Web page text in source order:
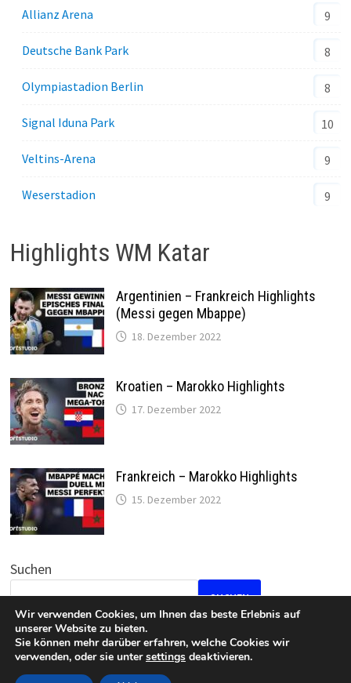
Allianz Arena 9
Deutsche Bank Park 8
Olympiastadion Berlin 8
Signal Iduna Park 10
Veltins-Arena 9
Weserstadion 9
Highlights WM Katar
Argentinien – Frankreich Highlights
(Messi gegen Mbappe)
18. Dezember 2022
Kroatien – Marokko Highlights
17. Dezember 2022
Frankreich – Marokko Highlights
15. Dezember 2022
Suchen
SUCHEN
Wir verwenden Cookies, um Ihnen das beste Erlebnis auf
unserer Website zu bieten.
Sie können mehr darüber erfahren, welche Cookies wir
verwenden, oder sie untersettings deaktivieren.